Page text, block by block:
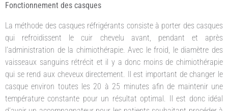
Fonctionnement des casques
La méthode des casques réfrigérants consiste à porter des casques
qui refroidissent le cuir chevelu avant, pendant et après
l’administration de la chimiothérapie. Avec le froid, le diamètre des
vaisseaux sanguins rétrécit et il y a donc moins de chimiothérapie
qui se rend aux cheveux directement. Il est important de changer le
casque environ toutes les 20 à 25 minutes afin de maintenir une
température constante pour un résultat optimal. Il est donc idéal